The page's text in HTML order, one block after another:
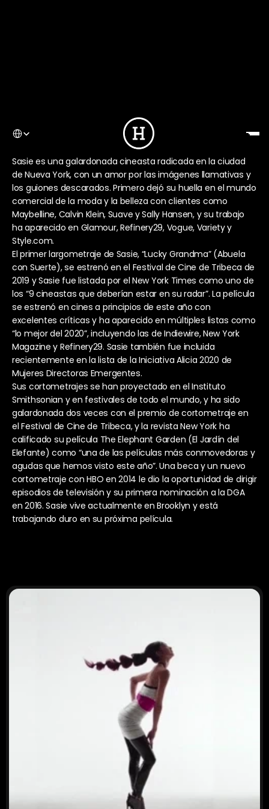
Sasie es una galardonada cineasta radicada en la ciudad
de Nueva York, con un amor por las imágenes llamativas y
los guiones descarados. Primero dejó su huella en el mundo
comercial de la moda y la belleza con clientes como
Maybelline, Calvin Klein, Suave y Sally Hansen, y su trabajo
ha aparecido en Glamour, Refinery29, Vogue, Variety y
Style.com.
El primer largometraje de Sasie, “Lucky Grandma” (Abuela
con Suerte), se estrenó en el Festival de Cine de Tribeca de
2019 y Sasie fue listada por el New York Times como uno de
los “9 cineastas que deberían estar en su radar”. La película
se estrenó en cines a principios de este año con
excelentes críticas y ha aparecido en múltiples listas como
“lo mejor del 2020”, incluyendo las de Indiewire, New York
Magazine y Refinery29. Sasie también fue incluida
recientemente en la lista de la Iniciativa Alicia 2020 de
Mujeres Directoras Emergentes.
Sus cortometrajes se han proyectado en el Instituto
Smithsonian y en festivales de todo el mundo, y ha sido
galardonada dos veces con el premio de cortometraje en
el Festival de Cine de Tribeca, y la revista New York ha
calificado su película The Elephant Garden (El Jardín del
Elefante) como “una de las películas más conmovedoras y
agudas que hemos visto este año”. Una beca y un nuevo
cortometraje con HBO en 2014 le dio la oportunidad de dirigir
episodios de televisión y su primera nominación a la DGA
en 2016. Sasie vive actualmente en Brooklyn y está
trabajando duro en su próxima película.